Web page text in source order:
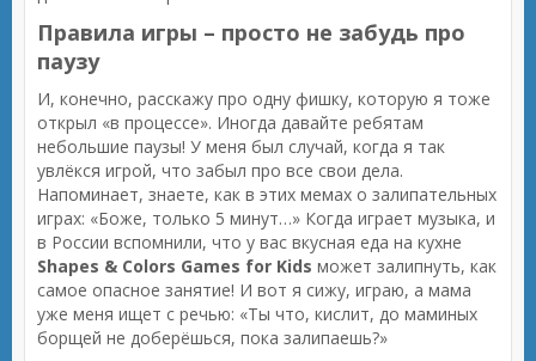
Правила игры – просто не забудь про
паузу
И, конечно, расскажу про одну фишку, которую я тоже
открыл «в процессе». Иногда давайте ребятам
небольшие паузы! У меня был случай, когда я так
увлёкся игрой, что забыл про все свои дела.
Напоминает, знаете, как в этих мемах о залипательных
играх: «Боже, только 5 минут…» Когда играет музыка, и
в России вспомнили, что у вас вкусная еда на кухне
Shapes & Colors Games for Kids может залипнуть, как
самое опасное занятие! И вот я сижу, играю, а мама
уже меня ищет с речью: «Ты что, кислит, до маминых
борщей не доберёшься, пока залипаешь?»